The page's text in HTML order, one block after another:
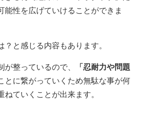
能性を広げていけることができま
？と感じる内容もあります。
が整っているので、
「忍耐力や問題
とに繋がっていくため無駄な事が何
ねていくことが出来ます。